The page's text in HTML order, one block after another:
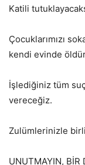
Katili
Çocuklarımızı
kendi evinde
İşlediğiniz tüm
vereceğiz.
Zulümlerinizle
UNUTMAYIN, BİR